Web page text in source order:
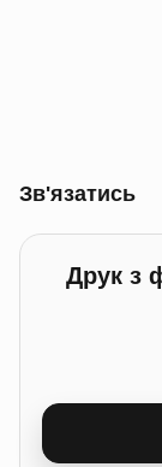
Зв'язатись
Друк з